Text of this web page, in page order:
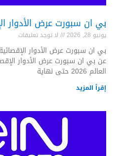
بي ان سبورت عرض الأدوار
يونيو 28, 2026 لا توجد تعليقات
بي ان سبورت عرض الأدوار
عن بي ان سبورت عرض الأدوار
العالم 2026 حتى نهاية
إقرأ المزيد